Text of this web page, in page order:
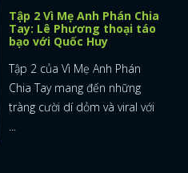
Tập 2 Vì Mẹ Anh Phán Chia
Tay: Lê Phương thoại táo
bạo với Quốc Huy
Tập 2 của Vì Mẹ Anh Phán
Chia Tay mang đến những
tràng cười dí dỏm và viral với